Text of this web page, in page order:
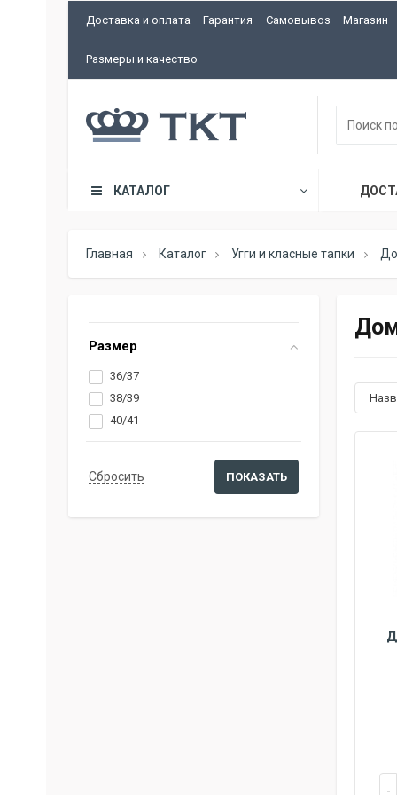
Доставка и оплата Гарантия Самовывоз Магазин
Размеры и качество
КАТАЛОГ
Главная Каталог Угги и класные тапки
Размер
36/37
38/39
40/41